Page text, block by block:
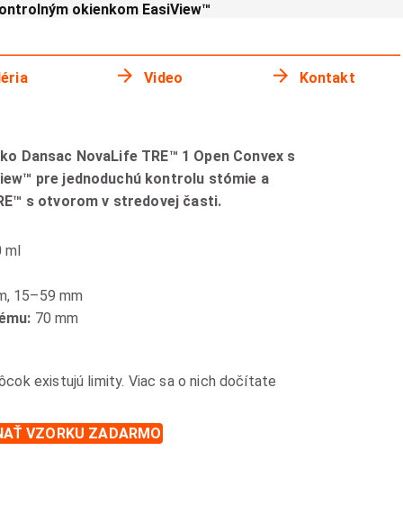
okienkom EasiView™
Video Kontakt
Dansac NovaLife TRE™ 1 Open Convex s
pre jednoduchú kontrolu stómie a
s otvorom v stredovej časti.
15–59 mm
70 mm
existujú limity. Viac sa o nich dočítate
VZORKU ZADARMO